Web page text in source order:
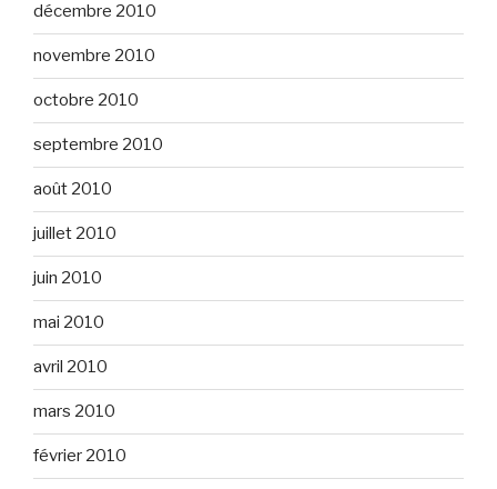
décembre 2010
novembre 2010
octobre 2010
septembre 2010
août 2010
juillet 2010
juin 2010
mai 2010
avril 2010
mars 2010
février 2010